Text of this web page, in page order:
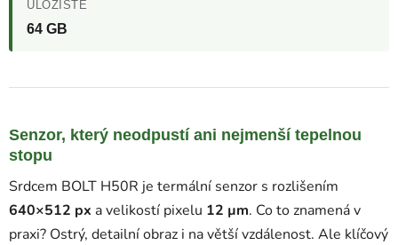
ÚLOŽIŠTĚ
64 GB
Senzor, který neodpustí ani nejmenší tepelnou
stopu
Srdcem BOLT H50R je termální senzor s rozlišením
640×512 px a velikostí pixelu 12 µm. Co to znamená v
praxi? Ostrý, detailní obraz i na větší vzdálenost. Ale klíčový